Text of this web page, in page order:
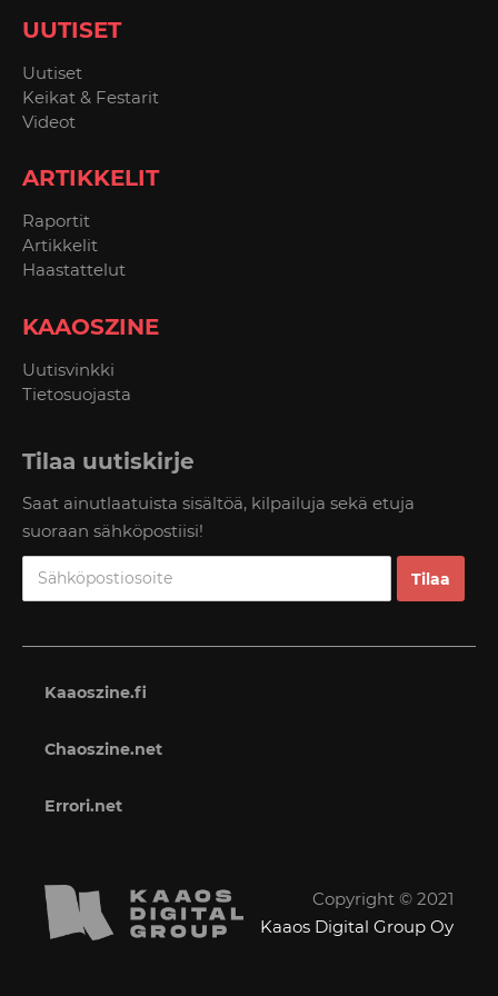
UUTISET
Uutiset
Keikat & Festarit
Videot
ARTIKKELIT
Raportit
Artikkelit
Haastattelut
KAAOSZINE
Uutisvinkki
Tietosuojasta
Tilaa uutiskirje
Saat ainutlaatuista sisältöä, kilpailuja sekä etuja
suoraan sähköpostiisi!
Kaaoszine.fi
Chaoszine.net
Errori.net
Copyright © 2021
Kaaos Digital Group Oy